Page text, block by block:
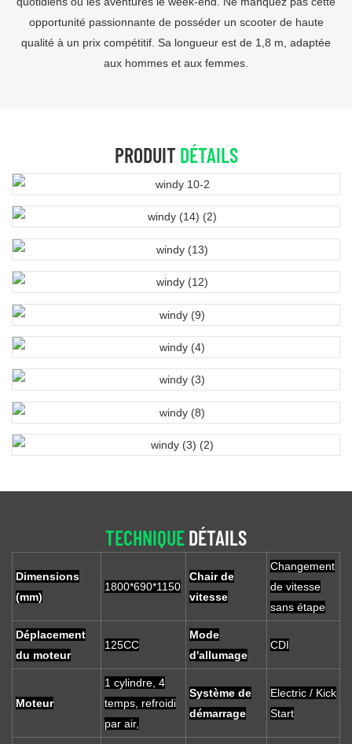
opportunité passionnante de posséder un scooter de haute
qualité à un prix compétitif. Sa longueur est de 1,8 m, adaptée
aux hommes et aux femmes.
PRODUIT DÉTAILS
TECHNIQUEDÉTAILS
Dimensions
(mm)
1800*690*1150
Chair de
vitesse
Changement
de vitesse
sans étape
Déplacement
du moteur
125CC
Mode
d'allumage
CDI
Moteur
1 cylindre, 4
temps, refroidi
par air,
Système de
démarrage
Electric / Kick
Start